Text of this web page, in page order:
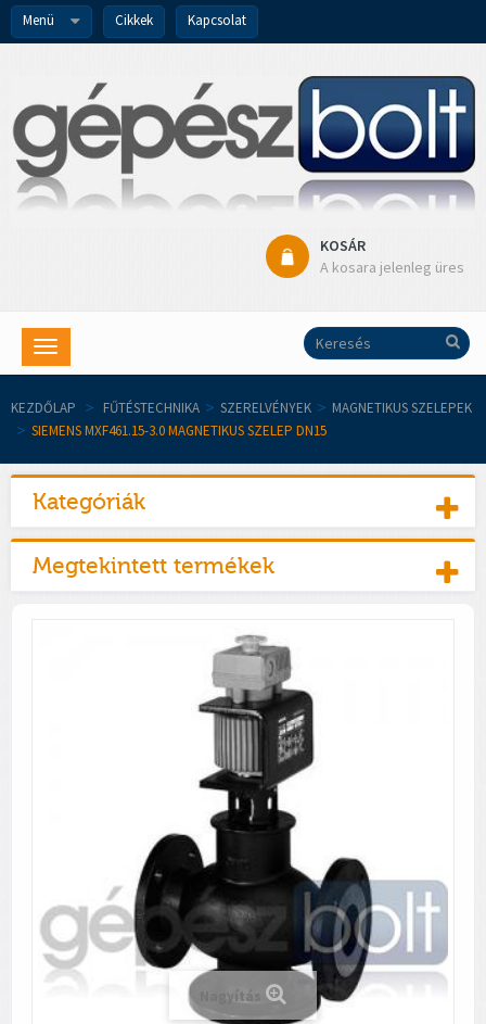
Menü Cikkek Kapcsolat
KOSÁR
A kosara jelenleg üres
Toggle
navigation
KEZDŐLAP > FŰTÉSTECHNIKA > SZERELVÉNYEK > MAGNETIKUS SZELEPEK
> SIEMENS MXF461.15-3.0 MAGNETIKUS SZELEP DN15
Kategóriák
Megtekintett termékek
Nagyítás